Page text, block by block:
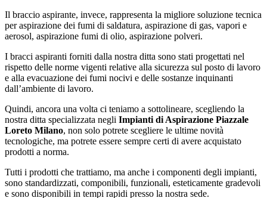
Il braccio aspirante, invece, rappresenta la migliore soluzione tecnica
per aspirazione dei fumi di saldatura, aspirazione di gas, vapori e
aerosol, aspirazione fumi di olio, aspirazione polveri.
I bracci aspiranti forniti dalla nostra ditta sono stati progettati nel
rispetto delle norme vigenti relative alla sicurezza sul posto di lavoro
e alla evacuazione dei fumi nocivi e delle sostanze inquinanti
dall’ambiente di lavoro.
Quindi, ancora una volta ci teniamo a sottolineare, scegliendo la
nostra ditta specializzata negli Impianti di Aspirazione Piazzale
Loreto Milano, non solo potrete scegliere le ultime novità
tecnologiche, ma potrete essere sempre certi di avere acquistato
prodotti a norma.
Tutti i prodotti che trattiamo, ma anche i componenti degli impianti,
sono standardizzati, componibili, funzionali, esteticamente gradevoli
e sono disponibili in tempi rapidi presso la nostra sede.